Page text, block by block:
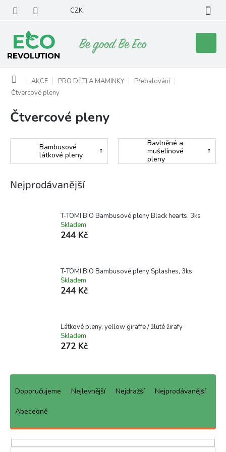
obsah
CZK
košík
Domů AKCE PRO DĚTI A MAMINKY
Přebalování
Čtvercové pleny
Čtvercové pleny
Bambusové
látkové pleny
Bavlněné a
mušelínové
pleny
Nejprodávanější
T-TOMI BIO Bambusové pleny Black hearts, 3ks
Skladem
244 Kč
T-TOMI BIO Bambusové pleny Splashes, 3ks
Skladem
244 Kč
Látkové pleny, yellow giraffe / žluté žirafy
Skladem
272 Kč
Ř
p
Doporučujeme Nejlevnější Nejdražší Nejprodávanější
Abecedně